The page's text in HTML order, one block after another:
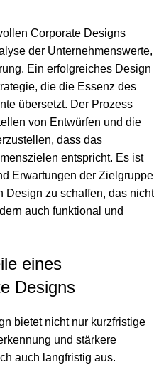
Corporate Designs
der Unternehmenswerte,
Ein erfolgreiches Design
die die Essenz des
übersetzt. Der Prozess
von Entwürfen und die
dass das
entspricht. Es ist
Erwartungen der Zielgruppe
Design zu schaffen, das nicht
auch funktional und
eines
Designs
bietet nicht nur kurzfristige
und stärkere
auch langfristig aus.